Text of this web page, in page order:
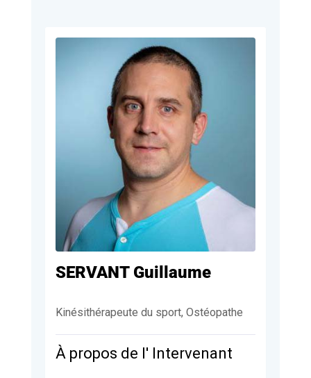
SERVANT Guillaume
Kinésithérapeute du sport, Ostéopathe
À propos de l' Intervenant